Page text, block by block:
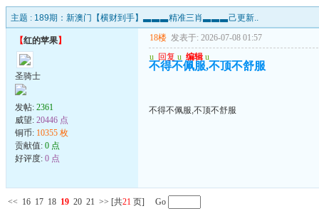
主题 : 189期：新澳门【横财到手】▃▃▃精准三肖▃▃▃己更新..
【红的苹果】
圣骑士
发帖: 2361
威望: 20446 点
铜币: 10355 枚
贡献值: 0 点
好评度: 0 点
18楼 发表于: 2026-07-08 01:57
u 回复 u 编辑 u
不得不佩服,不顶不舒服
不得不佩服,不顶不舒服
<< 16 17 18 19 20 21 >> [共21 页] Go